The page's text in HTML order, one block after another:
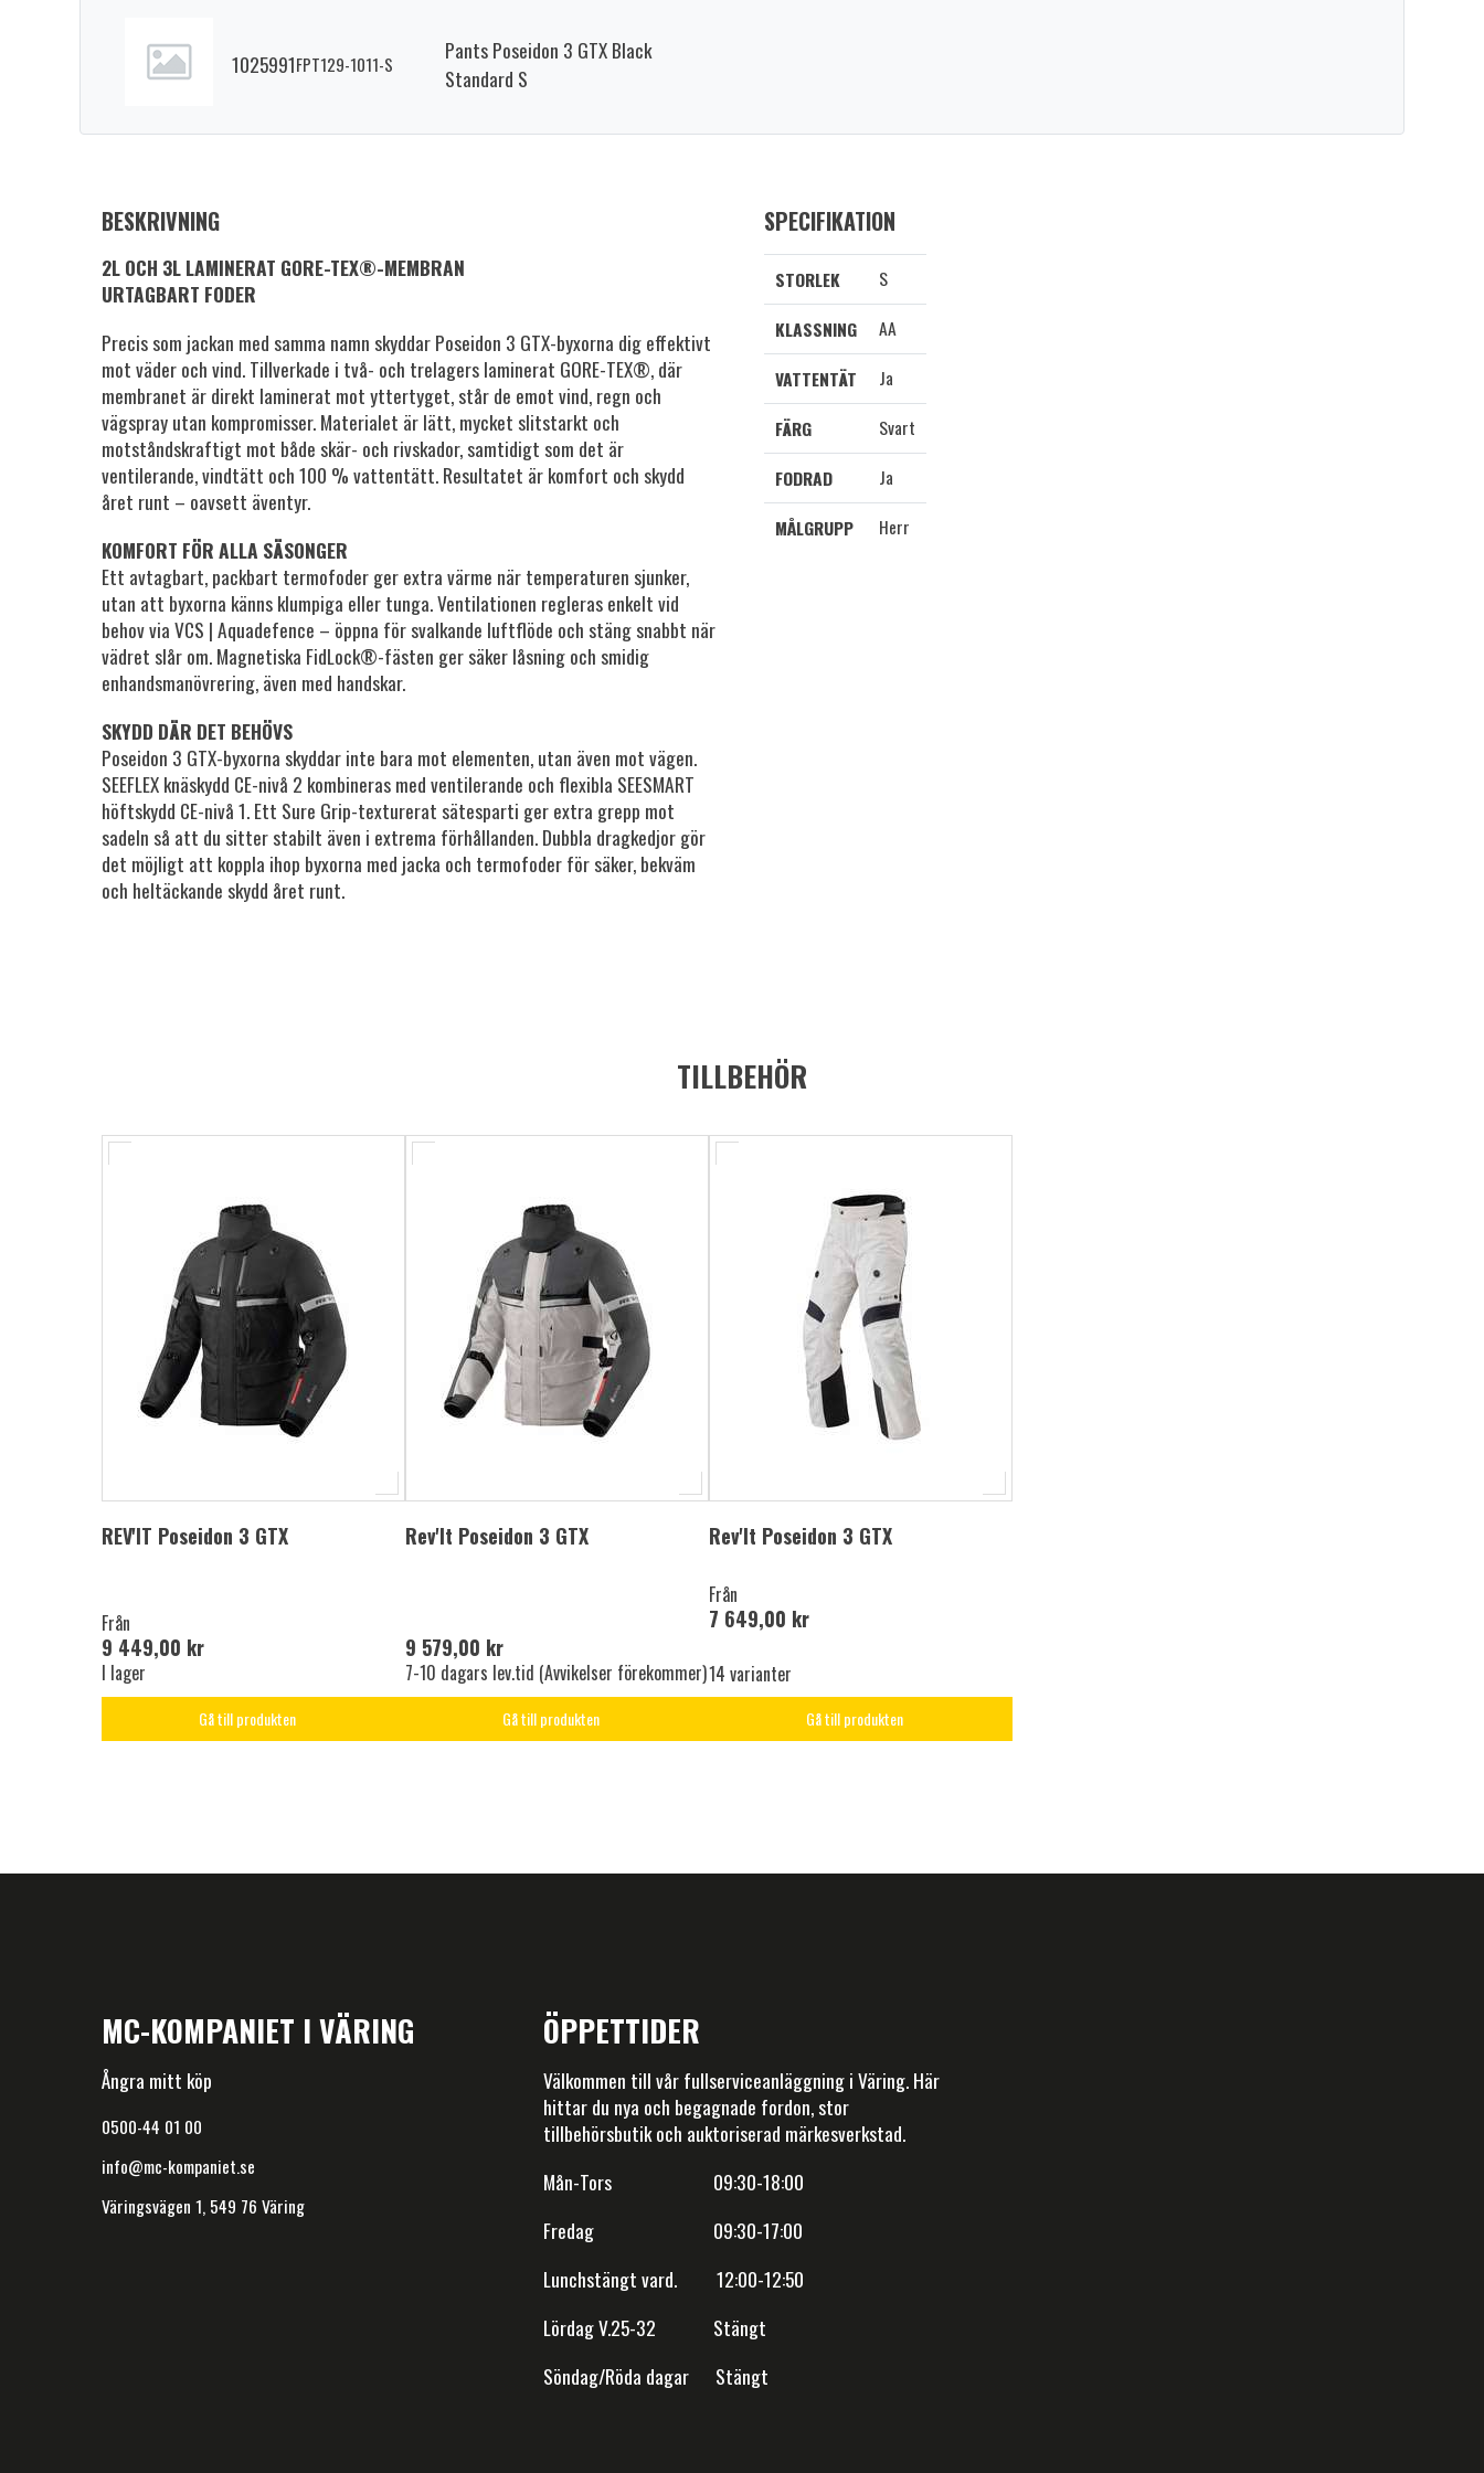
1025991FPT129-1011-S
Pants Poseidon 3 GTX Black
Standard S
BESKRIVNING
2L OCH 3L LAMINERAT GORE-TEX®-MEMBRAN
URTAGBART FODER
Precis som jackan med samma namn skyddar Poseidon 3 GTX-byxorna dig effektivt
mot väder och vind. Tillverkade i två- och trelagers laminerat GORE-TEX®, där
membranet är direkt laminerat mot yttertyget, står de emot vind, regn och
vägspray utan kompromisser. Materialet är lätt, mycket slitstarkt och
motståndskraftigt mot både skär- och rivskador, samtidigt som det är
ventilerande, vindtätt och 100 % vattentätt. Resultatet är komfort och skydd
året runt – oavsett äventyr.
KOMFORT FÖR ALLA SÄSONGER
Ett avtagbart, packbart termofoder ger extra värme när temperaturen sjunker,
utan att byxorna känns klumpiga eller tunga. Ventilationen regleras enkelt vid
behov via VCS | Aquadefence – öppna för svalkande luftflöde och stäng snabbt när
vädret slår om. Magnetiska FidLock®-fästen ger säker låsning och smidig
enhandsmanövrering, även med handskar.
SKYDD DÄR DET BEHÖVS
Poseidon 3 GTX-byxorna skyddar inte bara mot elementen, utan även mot vägen.
SEEFLEX knäskydd CE-nivå 2 kombineras med ventilerande och flexibla SEESMART
höftskydd CE-nivå 1. Ett Sure Grip-texturerat sätesparti ger extra grepp mot
sadeln så att du sitter stabilt även i extrema förhållanden. Dubbla dragkedjor gör
det möjligt att koppla ihop byxorna med jacka och termofoder för säker, bekväm
och heltäckande skydd året runt.
SPECIFIKATION
STORLEK
S
KLASSNING
AA
VATTENTÄT
Ja
FÄRG
Svart
FODRAD
Ja
MÅLGRUPP
Herr
TILLBEHÖR
REV'IT Poseidon 3 GTX
Från
9 449,00 kr
I lager
Gå till produkten
Rev'It Poseidon 3 GTX
9 579,00 kr
7-10 dagars lev.tid (Avvikelser förekommer)
Gå till produkten
Rev'It Poseidon 3 GTX
Från
7 649,00 kr
14 varianter
Gå till produkten
MC-KOMPANIET I VÄRING
Ångra mitt köp
0500-44 01 00
info@mc-kompaniet.se
Väringsvägen 1, 549 76 Väring
ÖPPETTIDER
Välkommen till vår fullserviceanläggning i Väring. Här
hittar du nya och begagnade fordon, stor
tillbehörsbutik och auktoriserad märkesverkstad.
Mån-Tors 09:30-18:00
Fredag 09:30-17:00
Lunchstängt vard. 12:00-12:50
Lördag V.25-32 Stängt
Söndag/Röda dagar Stängt